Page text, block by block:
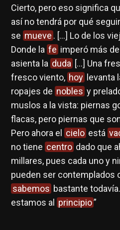
Cierto, pero eso significa
así no tendrá por qué
se mueve . […] Lo de los
Donde la fe imperó más
asienta la duda […] Una
fresco viento, hoy levanta
ropajes de nobles y
muslos a la vista: piernas
flacas, pero piernas que
Pero ahora el
cielo está
no tiene centro dado que
millares, pues cada uno y
pueden ser contemplados
sabemos bastante
estamos al principio”